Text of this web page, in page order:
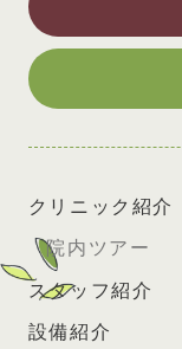
クリニック紹介
院内ツアー
スタッフ紹介
設備紹介